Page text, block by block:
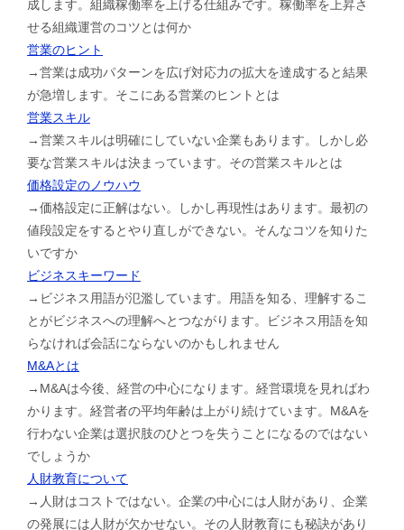
成します。組織稼働率を上げる仕組みです。稼働率を上昇さ
せる組織運営のコツとは何か
営業のヒント
→営業は成功パターンを広げ対応力の拡大を達成すると結果
が急増します。そこにある営業のヒントとは
営業スキル
→営業スキルは明確にしていない企業もあります。しかし必
要な営業スキルは決まっています。その営業スキルとは
価格設定のノウハウ
→価格設定に正解はない。しかし再現性はあります。最初の
値段設定をするとやり直しができない。そんなコツを知りた
いですか
ビジネスキーワード
→ビジネス用語が氾濫しています。用語を知る、理解するこ
とがビジネスへの理解へとつながります。ビジネス用語を知
らなければ会話にならないのかもしれません
M&Aとは
→M&Aは今後、経営の中心になります。経営環境を見ればわ
かります。経営者の平均年齢は上がり続けています。M&Aを
行わない企業は選択肢のひとつを失うことになるのではない
でしょうか
人財教育について
→人財はコストではない。企業の中心には人財があり、企業
の発展には人財が欠かせない。その人財教育にも秘訣があり